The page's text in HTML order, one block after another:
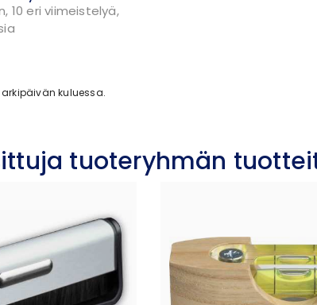
10 eri viimeistelyä,
kuluessa.
tuoteryhmän